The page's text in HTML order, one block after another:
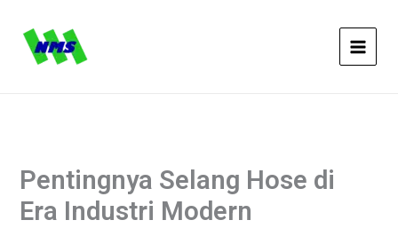
konten
Pentingnya Selang Hose di
Era Industri Modern